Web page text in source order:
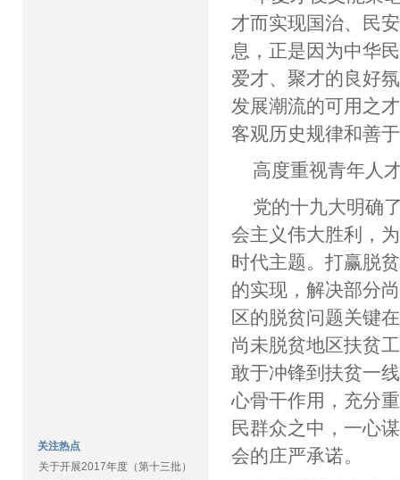
关注热点
关于开展2017年度（第十三批）
才而实现国治、民
息，正是因为中华
爱才、聚才的良好
发展潮流的可用之
客观历史规律和
高度重视青年人
党的十九大明确
会主义伟大胜利，
时代主题。打赢脱
的实现，解决部分
区的脱贫问题关键
尚未脱贫地区扶贫
敢于冲锋到扶贫一
心骨干作用，充分
民群众之中，一心
会的庄严承诺